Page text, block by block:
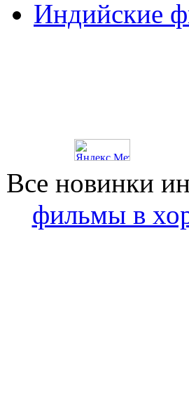
Индийские
Все новинки
фильмы в